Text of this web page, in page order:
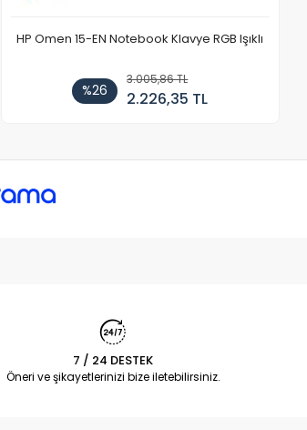
HP Omen 15-EN Notebook Klavye RGB Işıklı
%26
3.005,86 TL
2.226,35 TL
7 / 24 DESTEK
Öneri ve şikayetlerinizi bize iletebilirsiniz.